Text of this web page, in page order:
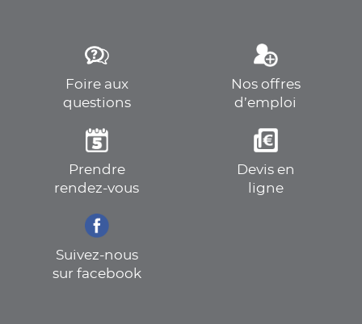
Foire aux
questions
Nos offres
d’emploi
Prendre
rendez-vous
Devis en
ligne
Suivez-nous
sur facebook